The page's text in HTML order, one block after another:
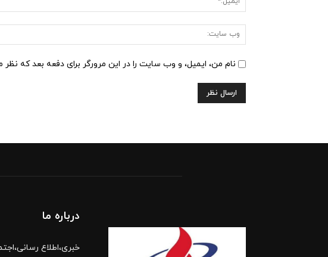
نام من، ایمیل، و وب سایت را در این مرورگر برای دفعه بعد که
درباره ما
خبری،اطلاع